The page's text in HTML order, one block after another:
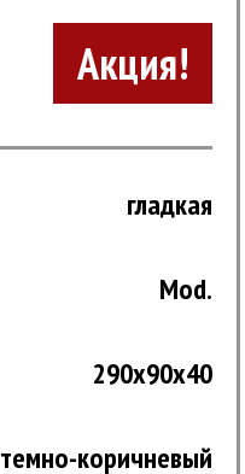
Акция!
гладкая
Mod.
290x90x40
темно-коричневый